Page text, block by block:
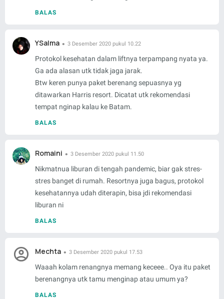
BALAS
YSalma 3 Desember 2020 pukul 10.22
Protokol kesehatan dalam liftnya terpampang nyata ya.
Ga ada alasan utk tidak jaga jarak.
Btw keren punya paket berenang sepuasnya yg
ditawarkan Harris resort. Dicatat utk rekomendasi
tempat nginap kalau ke Batam.
BALAS
Romaini 3 Desember 2020 pukul 11.50
Nikmatnua liburan di tengah pandemic, biar gak stres-
stres banget di rumah. Resortnya juga bagus, protokol
kesehatannya udah diterapin, bisa jdi rekomendasi
liburan ni
BALAS
Mechta 3 Desember 2020 pukul 17.53
Waaah kolam renangnya memang keceee.. Oya itu paket
berenangnya utk tamu menginap atau umum ya?
BALAS